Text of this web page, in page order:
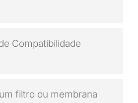
Compatibilidade
filtro ou membrana